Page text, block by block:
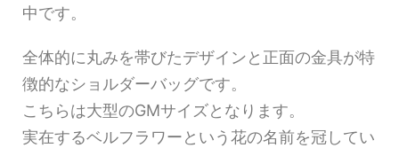
中です。
全体的に丸みを帯びたデザインと正面の金具が特
徴的なショルダーバッグです。
こちらは大型のGMサイズとなります。
実在するベルフラワーという花の名前を冠してい